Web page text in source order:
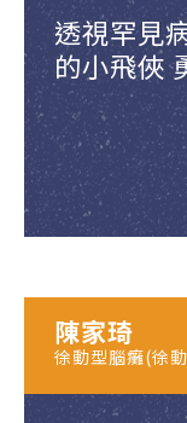
透視罕見
的小飛俠
陳家琦
徐動型腦癱(徐